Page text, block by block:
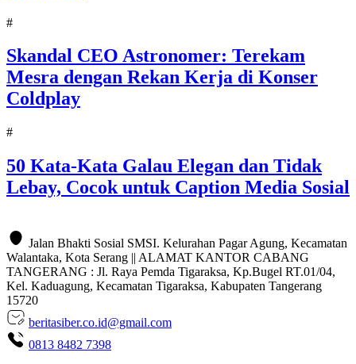
#
Skandal CEO Astronomer: Terekam
Mesra dengan Rekan Kerja di Konser
Coldplay
#
50 Kata-Kata Galau Elegan dan Tidak
Lebay, Cocok untuk Caption Media Sosial
Jalan Bhakti Sosial SMSI. Kelurahan Pagar Agung, Kecamatan
Walantaka, Kota Serang || ALAMAT KANTOR CABANG
TANGERANG : Jl. Raya Pemda Tigaraksa, Kp.Bugel RT.01/04,
Kel. Kaduagung, Kecamatan Tigaraksa, Kabupaten Tangerang
15720
beritasiber.co.id@gmail.com
0813 8482 7398